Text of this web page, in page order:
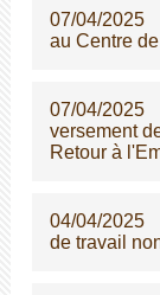
07/04/2025
au Centre
07/04/2025
versement
Retour à
04/04/2025
de travail